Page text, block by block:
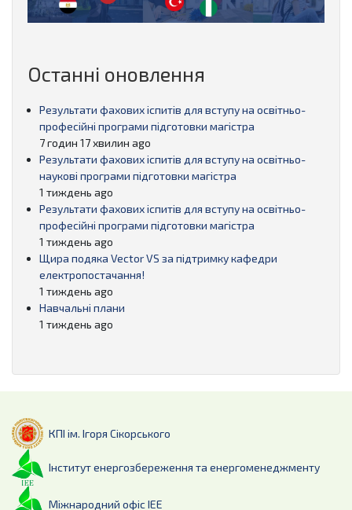
Останні оновлення
Результати фахових іспитів для вступу на освітньо-
професійні програми підготовки магістра
7 годин 17 хвилин ago
Результати фахових іспитів для вступу на освітньо-
наукові програми підготовки магістра
1 тиждень ago
Результати фахових іспитів для вступу на освітньо-
професійні програми підготовки магістра
1 тиждень ago
Щира подяка Vector VS за підтримку кафедри
електропостачання!
1 тиждень ago
Навчальні плани
1 тиждень ago
КПІ ім. Ігоря Сікорського
Інститут енергозбереження та енергоменеджменту
Міжнародний офіс ІЕЕ